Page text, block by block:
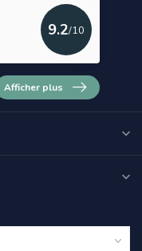
9.2/10
Afficher plus